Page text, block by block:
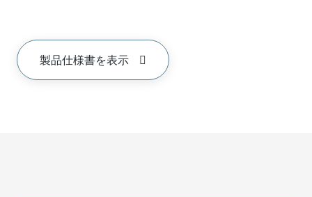
製品仕様書を表示